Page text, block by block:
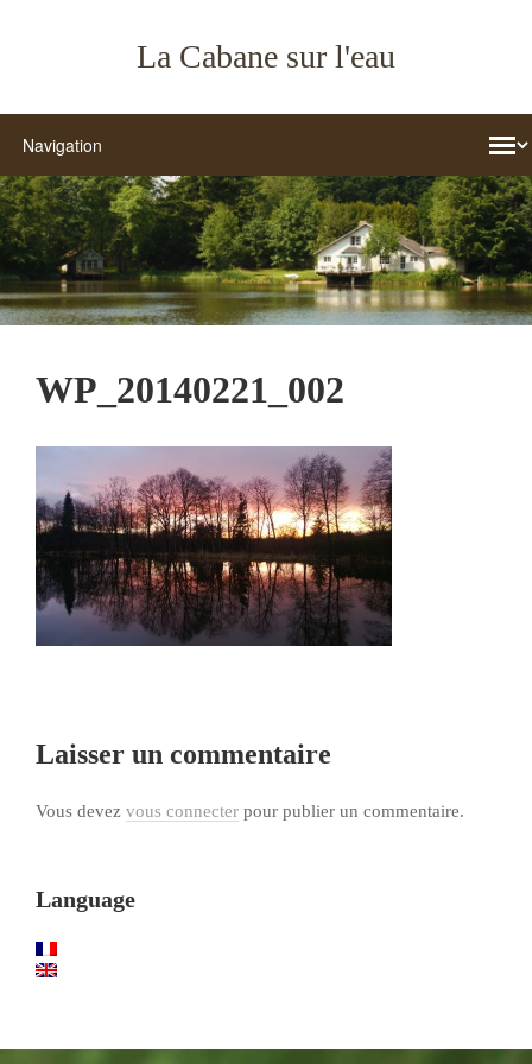
La Cabane sur l'eau
WP_20140221_002
Laisser un commentaire
Vous devez vous connecter pour publier un commentaire.
Language